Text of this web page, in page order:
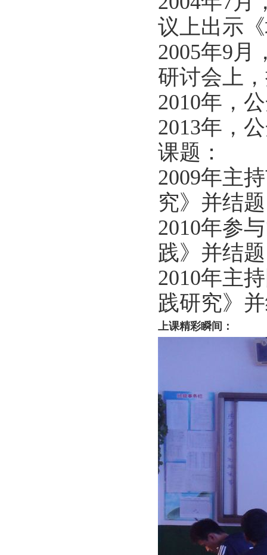
议上出示
2005年9月
研讨会上
2010年，
2013年，
课题：
2009年主
究》并结题
2010年参
践》并结题
2010年主
践研究》
上课精彩瞬间：